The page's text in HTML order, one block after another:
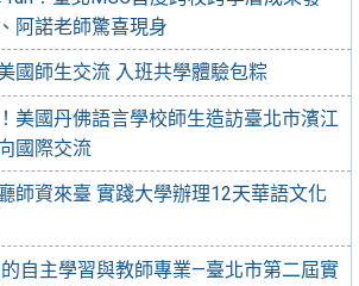
阿諾老師驚喜現身
國師生交流 入班共學體驗包粽
美國丹佛語言學校師生造訪臺北市濱江
國際交流
師資來臺 實踐大學辦理12天華語文化
自主學習與教師專業—臺北市第二屆實